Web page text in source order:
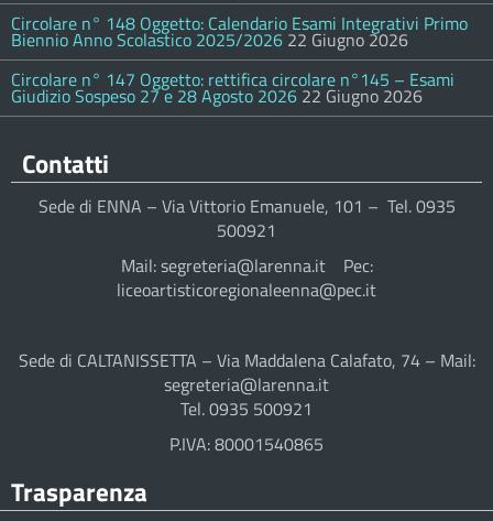
Circolare n° 148 Oggetto: Calendario Esami Integrativi Primo
Biennio Anno Scolastico 2025/2026 22 Giugno 2026
Circolare n° 147 Oggetto: rettifica circolare n°145 – Esami
Giudizio Sospeso 27 e 28 Agosto 2026 22 Giugno 2026
Contatti
Sede di ENNA – Via Vittorio Emanuele, 101 – Tel. 0935
500921
Mail: segreteria@larenna.it Pec:
liceoartisticoregionaleenna@pec.it
Sede di CALTANISSETTA – Via Maddalena Calafato, 74 – Mail:
segreteria@larenna.it
Tel. 0935 500921
P.IVA: 80001540865
Trasparenza